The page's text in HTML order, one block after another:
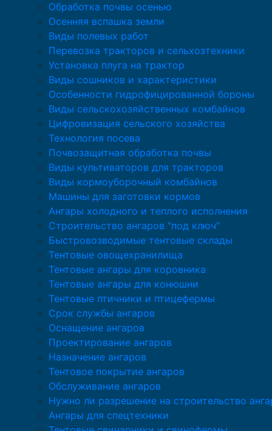
Обработка почвы осенью
Осенняя вспашка земли
Виды полевых работ
Перевозка тракторов и сельхозтехники
Установка плуга на трактор
Виды сошников и характеристики
Особенности гидрофицированной бороны
Виды сельскохозяйственных комбайнов
Цифровизация сельского хозяйства
Технология посева
Почвозащитная обработка почвы
Виды культиваторов для тракторов
Виды кормоуборочный комбайнов
Машины для заготовки кормов
Ангары холодного и теплого исполнения
Строительство ангаров "под ключ"
Быстровозводимые тентовые склады
Тентовые овощехранилища
Тентовые ангары для коровника
Тентовые ангары для конюшни
Тентовые птичники и птицефермы
Срок службы ангаров
Оснащение ангаров
Проектирование ангаров
Назначение ангаров
Тентовое покрытие ангаров
Обслуживание ангаров
Нужно ли разрешение на строительство
Ангары для спецтехники